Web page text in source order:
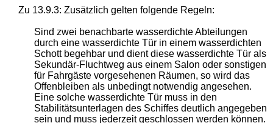
Zu 13.9.3: Zusätzlich gelten folgende Regeln:
Sind zwei benachbarte wasserdichte Abteilungen
durch eine wasserdichte Tür in einem wasserdichten
Schott begehbar und dient diese wasserdichte Tür als
Sekundär-Fluchtweg aus einem Salon oder sonstigen
für Fahrgäste vorgesehenen Räumen, so wird das
Offenbleiben als unbedingt notwendig angesehen.
Eine solche wasserdichte Tür muss in den
Stabilitätsunterlagen des Schiffes deutlich angegeben
sein und muss jederzeit geschlossen werden können.